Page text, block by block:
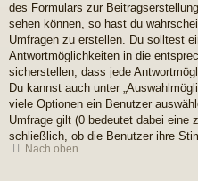
des Formulars zur
sehen können, so hast du
Umfragen zu erstellen. Du solltest
Antwortmöglichkeiten in die
sicherstellen, dass jede
Du kannst auch unter
viele Optionen ein Benutzer
Umfrage gilt (0 bedeutet dabei eine
schließlich, ob die Benutzer ihre
Nach oben